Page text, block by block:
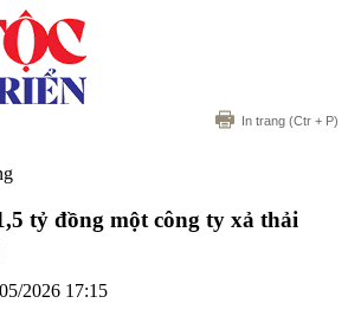
In trang (Ctr + P)
tỷ đồng một công ty xả thải
2026 17:15